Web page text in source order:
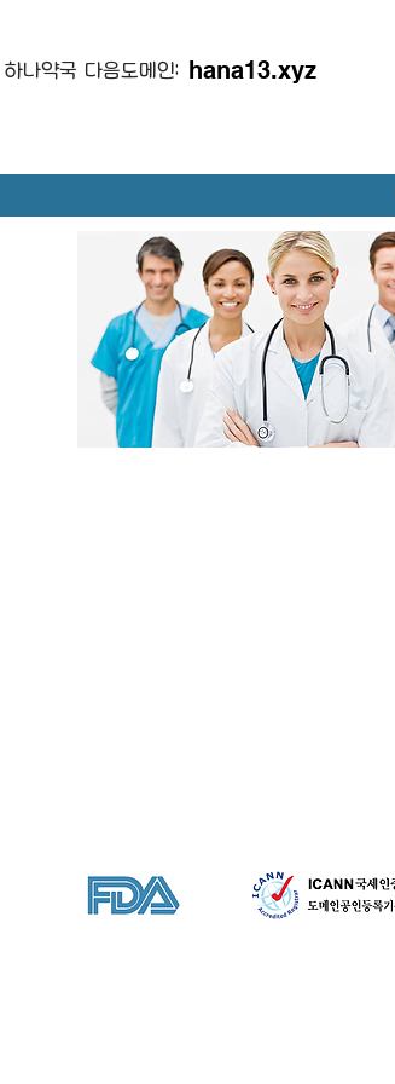
하나약국 다음도메인: hana13.xyz